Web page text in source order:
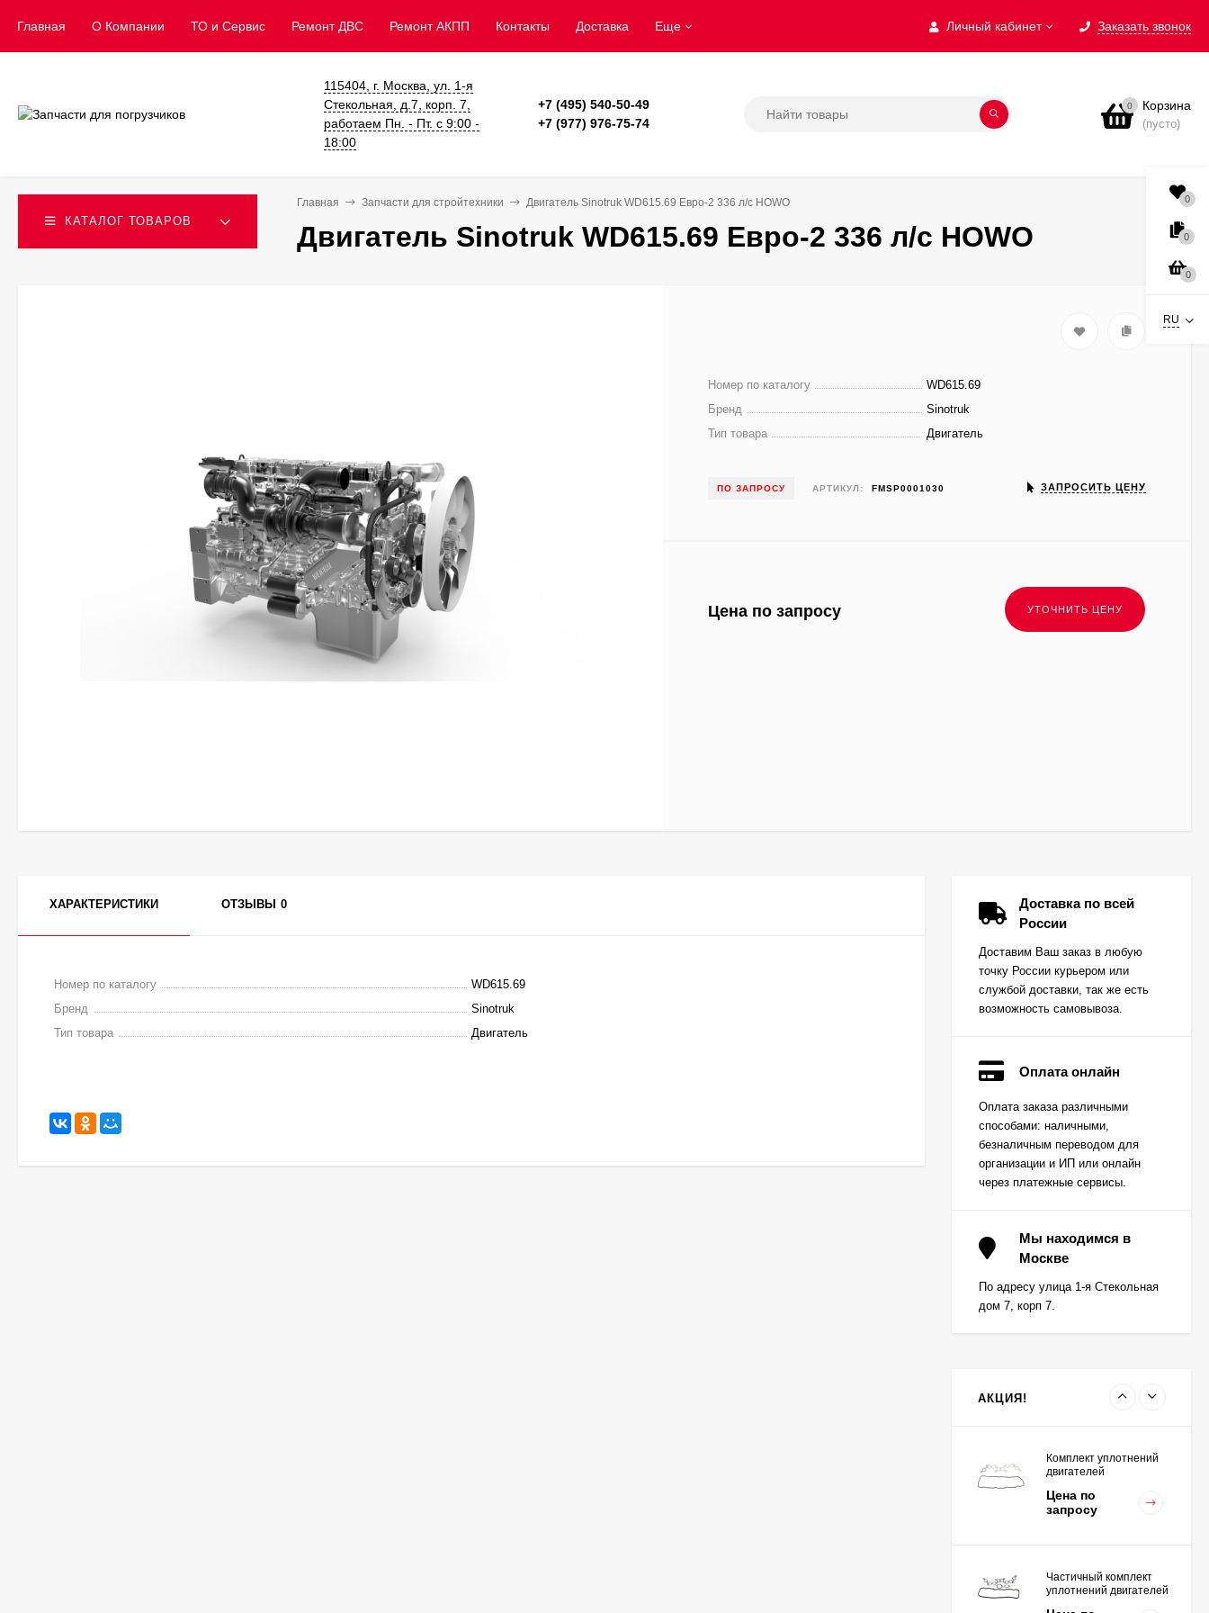
Личный кабинет Заказать звонок
Главная О Компании ТО и Сервис ​Ремонт ДВС Ремонт АКПП Контакты Доставка Еще
115404, г. Москва, ул. 1-я
Стекольная, д.7, корп. 7,
работаем Пн. - Пт. с 9:00 -
18:00
+7 (495) 540-50-49
+7 (977) 976-75-74
0 Корзина
(пусто)
КАТАЛОГ ТОВАРОВ
Главная Запчасти для стройтехники Двигатель Sinotruk WD615.69 Евро-2 336 л/с HOWO
Двигатель Sinotruk WD615.69 Евро-2 336 л/с HOWO
Номер по каталогу
WD615.69
Бренд
Sinotruk
Тип товара
Двигатель
ПО ЗАПРОСУ АРТИКУЛ: FMSP0001030 ЗАПРОСИТЬ ЦЕНУ
Цена по запросу
ХАРАКТЕРИСТИКИ ОТЗЫВЫ 0
Номер по каталогу
WD615.69
Бренд
Sinotruk
Тип товара
Двигатель
Доставка по всей
России
Доставим Ваш заказ в любую
точку России курьером или
службой доставки, так же есть
возможность самовывоза.
Оплата онлайн
Оплата заказа различными
способами: наличными,
безналичным переводом для
организации и ИП или онлайн
через платежные сервисы.
Мы находимся в
Москве
По адресу улица 1-я Стекольная
дом 7, корп 7.
АКЦИЯ!
Вкладыш коренной
(0,25) (1шт - 1
половинка) для
двигателей
K15,K21,K25
запросу
(1шт - 1 половинка) для
двигателей
K15,K21,K25
Цена по
Комплект уплотнений
двигателей
Цена по
запросу
Частичный комплект
уплотнений двигателей
0
0
0
RU